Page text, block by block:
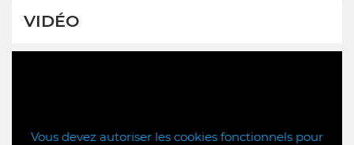
VIDÉO
Vous devez autoriser les cookies fonctionnels pour